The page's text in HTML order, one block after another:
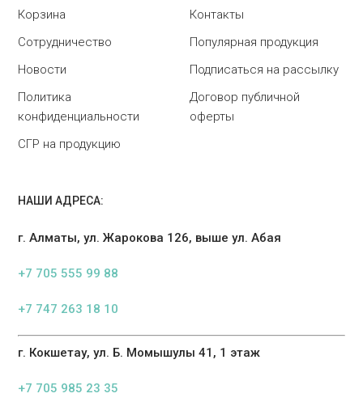
Корзина
Контакты
Сотрудничество
Популярная продукция
Новости
Подписаться на рассылку
Политика
конфиденциальности
Договор публичной
оферты
СГР на продукцию
НАШИ АДРЕСА:
г. Алматы, ул. Жарокова 126, выше ул. Абая
+7 705 555 99 88
+7 747 263 18 10
г. Кокшетау, ул. Б. Момышулы 41, 1 этаж
+7 705 985 23 35